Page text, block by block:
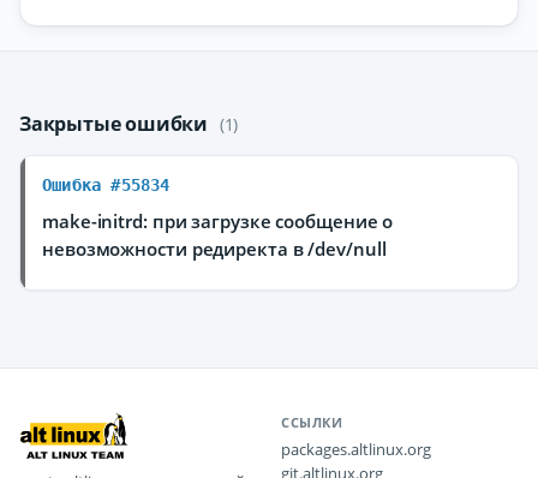
Закрытые ошибки (1)
Ошибка #55834
make-initrd: при загрузке сообщение о
невозможности редиректа в /dev/null
ССЫЛКИ
packages.altlinux.org
git.altlinux.org